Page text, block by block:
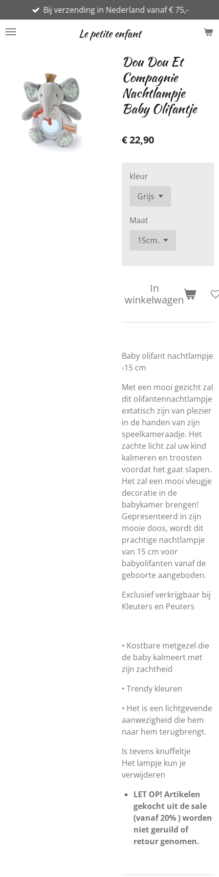
direct
naar
Le petite enfant
Bij verzending in Nederland vanaf € 75,-
Dou Dou Et
Compagnie
Nachtlampje
Baby Olifantje
€ 22,90
kleur
Maat
In
winkelwagen
Baby olifant nachtlampje
-15 cm
Met een mooi gezicht zal
dit olifantennachtlampje
extatisch zijn van plezier
in de handen van zijn
speelkameraadje. Het
zachte licht zal uw kind
kalmeren en troosten
voordat het gaat slapen.
Het zal een mooi vleugje
decoratie in de
babykamer brengen!
Gepresenteerd in zijn
mooie doos, wordt dit
prachtige nachtlampje
van 15 cm voor
babyolifanten vanaf de
geboorte aangeboden.
Exclusief verkrijgbaar bij
Kleuters en Peuters
• Kostbare metgezel die
de baby kalmeert met
zijn zachtheid
• Trendy kleuren
• Het is een lichtgevende
aanwezigheid die hem
naar hem terugbrengt.
Is tevens knuffeltje
Het lampje kun je
verwijderen
LET OP! Artikelen
gekocht uit de sale
(vanaf 20% ) worden
niet geruild of
retour genomen.